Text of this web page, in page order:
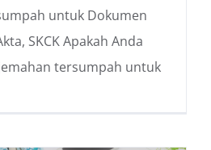
untuk Dokumen
SKCK Apakah Anda
tersumpah untuk